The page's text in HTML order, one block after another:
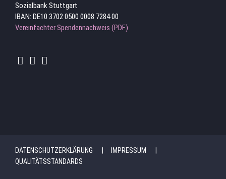
Sozialbank Stuttgart
IBAN: DE10 3702 0500 0008 7284 00
Vereinfachter Spendennachweis (PDF)
DATENSCHUTZERKLÄRUNG
IMPRESSUM
QUALITÄTSSTANDARDS